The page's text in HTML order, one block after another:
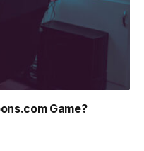
Game?